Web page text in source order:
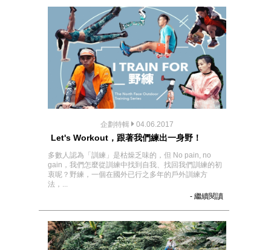
企劃特輯 04.06.2017
Let's Workout，跟著我們練出一身野！
多數人認為「訓練」是枯燥乏味的，但 No pain, no
gain，我們怎麼從訓練中找到自我、找回我們訓練的初
衷呢？野練，一個在國外已行之多年的戶外訓練方
法，...
- 繼續閱讀